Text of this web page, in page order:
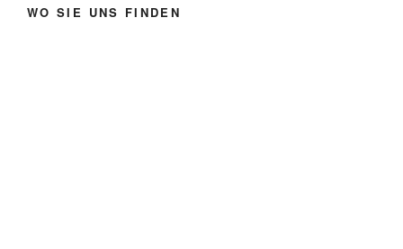
WO SIE UNS FINDEN